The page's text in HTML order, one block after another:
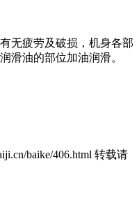
疲劳及破损，机身各部
滑油的部位加油润滑。
baike/406.html 转载请